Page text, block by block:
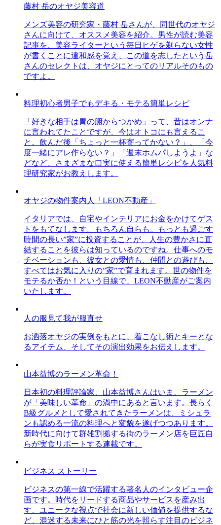
藤村 岳のオヤジ美容道
メンズ美容の研究家・藤村 岳さんが、同世代のオヤジ
さんに向けて、オススメ美容を紹介。男性が読む美容
記事を、美容ライターという毎日ヒゲを剃らない女性
が書くことに違和感を覚え、この道を志したという岳
さんのセレクトは、オヤジにとってのリアルそのもの
ですよ。
料理初心者男子でもデキる・モテる簡単レシピ
「好きな相手は胃の腑からつかめ」って、昔はオンナ
に言われてたことですが、今はオトコにも言えるこ
と。飲んだ後「ちょっと一杯寄ってかない？」、「今
度一緒にアレ作らない？」「週末ホムパしようよ」な
どなど、さまざまな口実に使える簡単レシピを人気料
理研究家がお教えします。
オヤジの物件案内人「LEON不動産」
イタリアでは、自宅やインテリアにお金をかけてゲス
トをもてなします。もちろん自らも。もっとも過ごす
時間の長い”家”に投資することが、人生の豊かさに直
結することを彼らは知っているのですね。仕事へのモ
チベーションも、彼女との愛情も、仲間との遊びも、
すべてはお気に入りの”家”で育まれます。世の物件を
モテるか否か！という目線で、LEON不動産がご案内
いたします。
人の服見て我が服直せ
お洒落オヤジの実例をもとに、着こなし術とキーとな
るアイテム、そしてその演出効果をお伝えします。
山本益博のラーメン革命！
日本初の料理評論家、山本益博さんはいま、ラーメン
が「美味しい革命」の渦中にあると言います。長らく
B級グルメとして愛されてきたラーメンは、ミシュラ
ンも認める一流の料理へと変貌を遂げつつあります。
新時代に向けて群雄割拠する街のラーメン店を巨匠自
らが実食リポートする連載です。
ビジネス ストーリー
ビジネスの第一線で活躍する著名人のインタビュー企
画です。時代をリードする商品やサービスを産み出
す、ユニークな視点で社会に新しい価値を提供するな
ど、混迷する未来にひと筋の光を照らす注目のビジネ